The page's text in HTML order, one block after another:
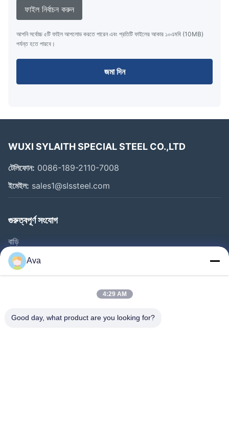
ফাইল নির্বাচন করুন
আপনি সর্বোচ্চ ৫টি ফাইল আপলোড করতে পারেন এবং প্রতিটি ফাইলের আকার ১০এমবি (10MB)
পর্যন্ত হতে পারবে।
জমা দিন
WUXI SYLAITH SPECIAL STEEL CO.,LTD
টেলিফোন: 0086-189-2110-7008
ইমেইল: sales1@slssteel.com
গুরুত্বপূর্ণ সংযোগ
বাড়ি
পণ্য
ভিডিও
কারখানা পরিদর্শন
Ava
4:29 AM
Good day, what product are you looking for?